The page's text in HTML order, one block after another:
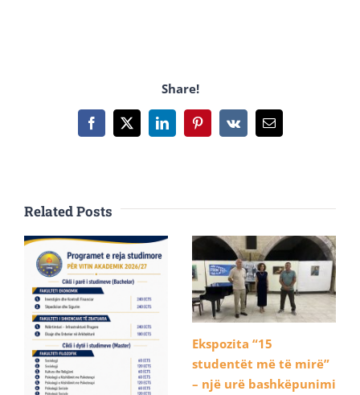
Share!
Facebook
X LinkedInPinterest
Vk Email
Related Posts
Ekspozita “15
studentët më të mirë”
– një urë bashkëpunimi